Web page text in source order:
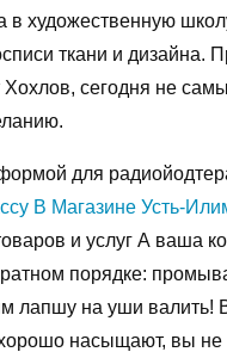
художественную
ткани и
Хохлов, сегодня не
для
В Магазине Усть-
и услуг А ваша
порядке:
лапшу на уши валить!
насыщают, вы не